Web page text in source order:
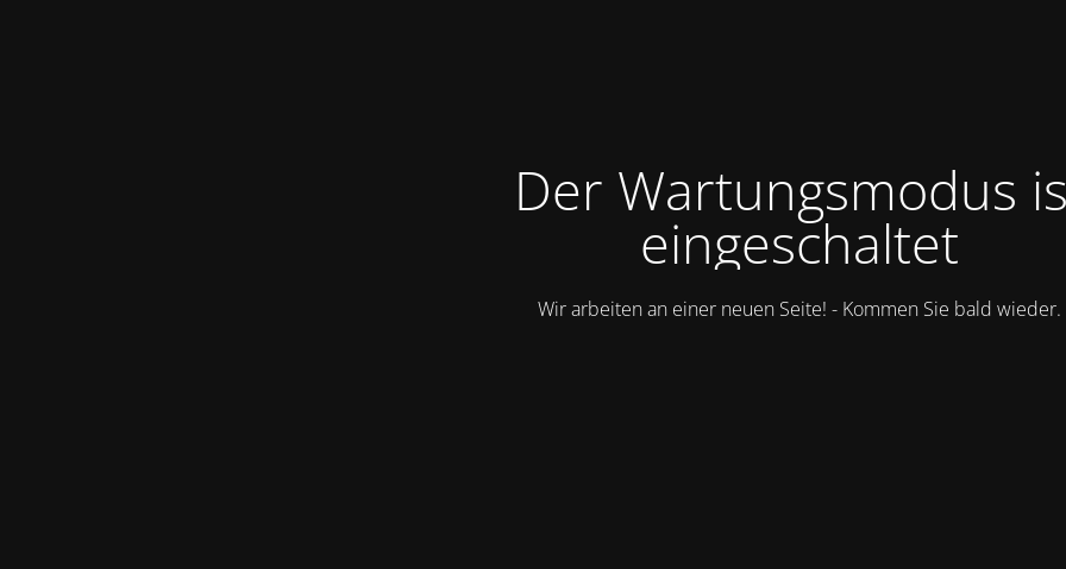
Der Wartungsmodus
eingeschaltet
Wir arbeiten an einer neuen Seite! - Kommen Sie bald wieder.